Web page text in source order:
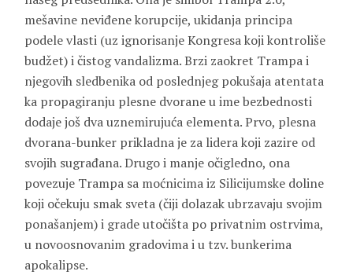
mešavine neviđene korupcije, ukidanja principa
podele vlasti (uz ignorisanje Kongresa koji kontroliše
budžet) i čistog vandalizma. Brzi zaokret Trampa i
njegovih sledbenika od poslednjeg pokušaja atentata
ka propagiranju plesne dvorane u ime bezbednosti
dodaje još dva uznemirujuća elementa. Prvo, plesna
dvorana-bunker prikladna je za lidera koji zazire od
svojih sugrađana. Drugo i manje očigledno, ona
povezuje Trampa sa moćnicima iz Silicijumske doline
koji očekuju smak sveta (čiji dolazak ubrzavaju svojim
ponašanjem) i grade utočišta po privatnim ostrvima,
u novoosnovanim gradovima i u tzv. bunkerima
apokalipse.